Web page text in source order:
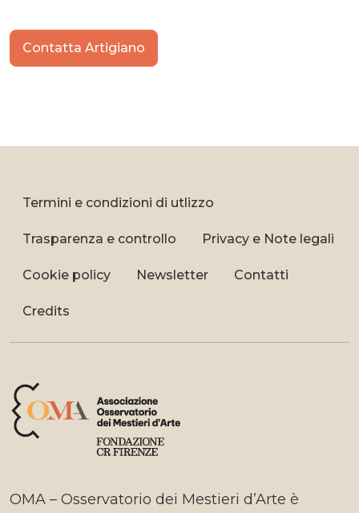
Contatta Artigiano
Termini e condizioni di utlizzo
Trasparenza e controllo Privacy e Note legali
Cookie policy Newsletter Contatti
Credits
OMA – Osservatorio dei Mestieri d’Arte è